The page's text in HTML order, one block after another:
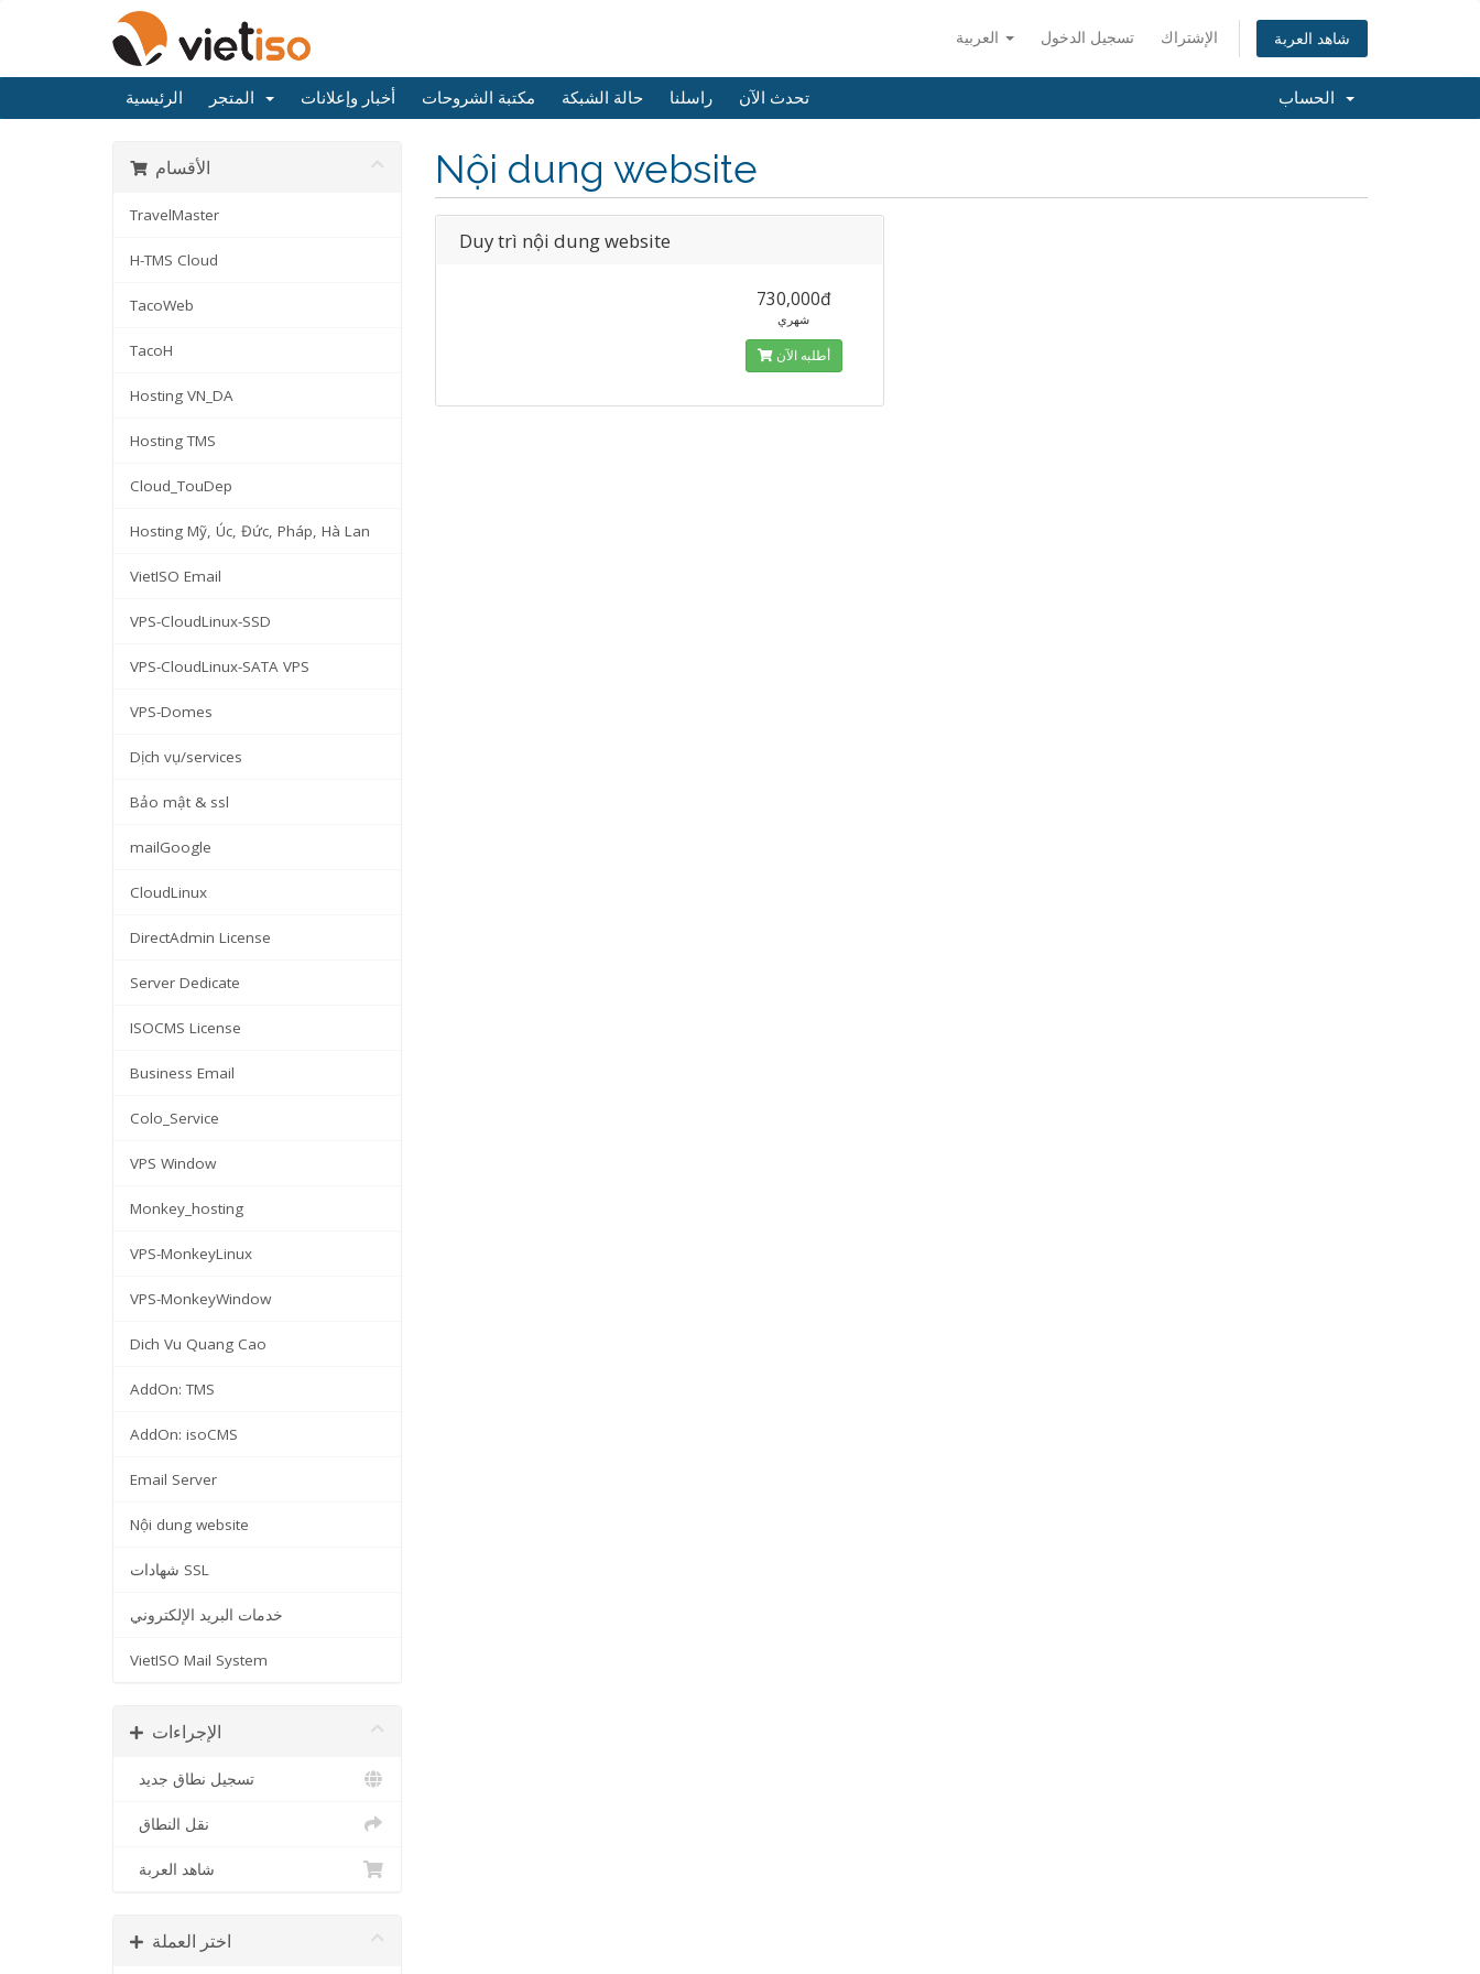
تسجيل الدخول الإشتراك شاهد العربة
الرئيسية أخبار وإعلانات مكتبة الشروحات حالة الشبكة راسلنا تحدث الآن
الأقسام
TravelMaster
H-TMS Cloud
TacoWeb
TacoH
Hosting VN_DA
Hosting TMS
Cloud_TouDep
Hosting Mỹ, Úc, Đức, Pháp, Hà Lan
VietISO Email
VPS-CloudLinux-SSD
VPS-CloudLinux-SATA VPS
VPS-Domes
Dịch vụ/services
Bảo mật & ssl
mailGoogle
CloudLinux
DirectAdmin License
Server Dedicate
ISOCMS License
Business Email
Colo_Service
VPS Window
Monkey_hosting
VPS-MonkeyLinux
VPS-MonkeyWindow
Dich Vu Quang Cao
AddOn: TMS
AddOn: isoCMS
Email Server
Nội dung website
شهادات SSL
خدمات البريد الإلكتروني
VietISO Mail System
الإجراءات
تسجيل نطاق جديد
نقل النطاق
شاهد العربة
اختر العملة
Nội dung website
Duy trì nội dung website
730,000đ
شهري
أطلبه الآن